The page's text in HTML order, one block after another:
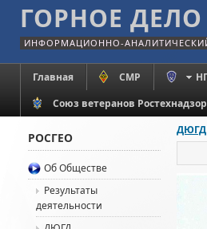
ГОРНОЕ ДЕЛО
ИНФОРМАЦИОННО-
Главная СМР
Союз ветеранов
ДЮГД
РОСГЕО
Об Обществе
Результаты
деятельности